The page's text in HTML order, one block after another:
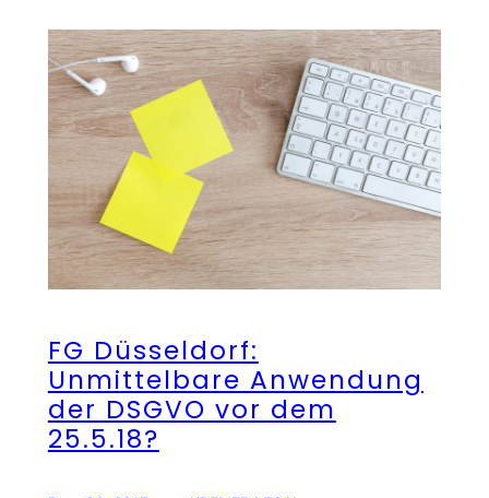
FG Düsseldorf:
Unmittelbare Anwendung
der DSGVO vor dem
25.5.18?